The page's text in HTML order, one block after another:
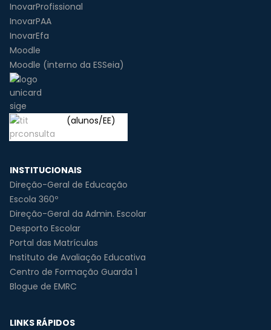
InovarProfissional
InovarPAA
InovarEfa
Moodle
Moodle (interno da ESSeia)
(alunos/EE)
INSTITUCIONAIS
Direção-Geral de Educação
Escola 360º
Direção-Geral da Admin. Escolar
Desporto Escolar
Portal das Matrículas
Instituto de Avaliação Educativa
Centro de Formação Guarda 1
Blogue de EMRC
LINKS RÁPIDOS